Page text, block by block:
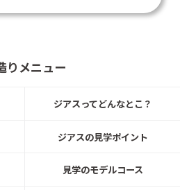
をはじめよう！
談会 開催中！
工業株式会社
りメニュー
ジアスってどんなとこ？
ジアスの見学ポイント
見学のモデルコース